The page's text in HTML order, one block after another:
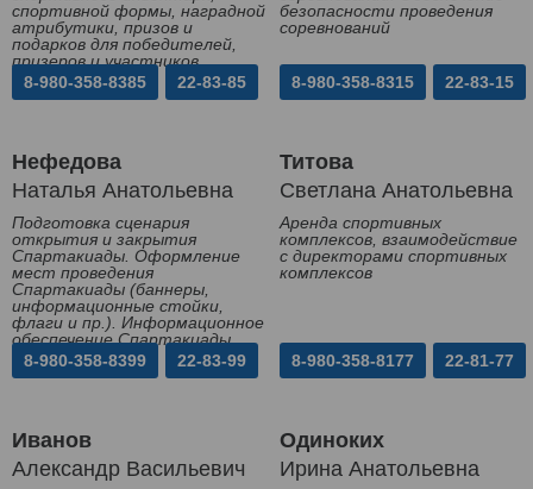
спортивной формы, наградной
атрибутики, призов и
подарков для победителей,
призеров и участников
Спартакиады
8-980-358-8385 22-83-85
безопасности проведения
соревнований
8-980-358-8315 22-83-15
Нефедова
Наталья Анатольевна
Подготовка сценария
открытия и закрытия
Спартакиады. Оформление
мест проведения
Спартакиады (баннеры,
информационные стойки,
флаги и пр.). Информационное
обеспечение Спартакиады
8-980-358-8399
22-83-99
Титова
Светлана Анатольевна
Аренда спортивных
комплексов, взаимодействие
с директорами спортивных
комплексов
8-980-358-8177 22-81-77
Иванов
Александр Васильевич
Одиноких
Ирина Анатольевна